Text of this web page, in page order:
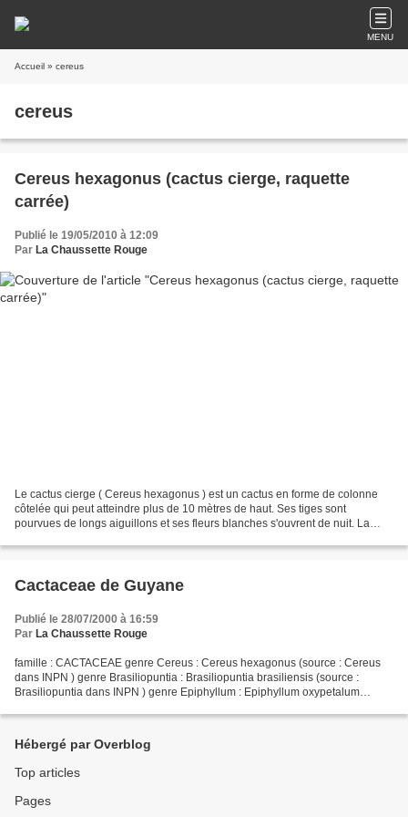
MENU
Accueil » cereus
cereus
Cereus hexagonus (cactus cierge, raquette
carrée)
Publié le 19/05/2010 à 12:09
Par La Chaussette Rouge
Le cactus cierge ( Cereus hexagonus ) est un cactus en forme de colonne
côtelée qui peut atteindre plus de 10 mètres de haut. Ses tiges sont
pourvues de longs aiguillons et ses fleurs blanches s'ouvrent de nuit. La
Cactaceae de Guyane
Publié le 28/07/2000 à 16:59
Par La Chaussette Rouge
famille : CACTACEAE genre Cereus : Cereus hexagonus (source : Cereus
dans INPN ) genre Brasiliopuntia : Brasiliopuntia brasiliensis (source :
Brasiliopuntia dans INPN ) genre Epiphyllum : Epiphyllum oxypetalum
Hébergé par Overblog
Top articles
Pages